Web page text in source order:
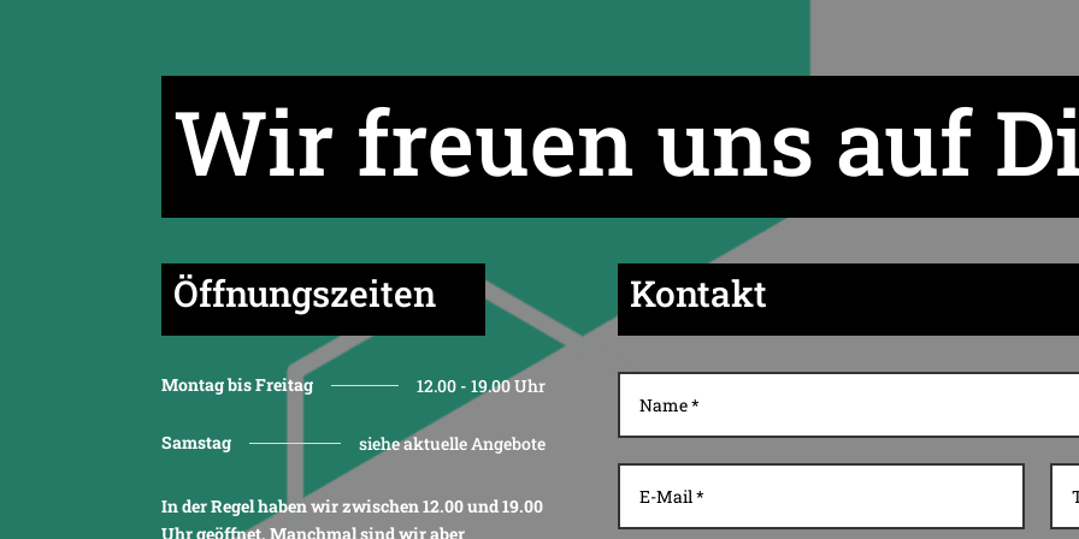
Wir freuen uns auf
Öffnungszeiten
Montag bis Freitag 12.00 - 19.00 Uhr
Samstag siehe aktuelle Angebote
In der Regel haben wir zwischen 12.00 und 19.00
Uhr geöffnet. Manchmal sind wir aber
Kontakt